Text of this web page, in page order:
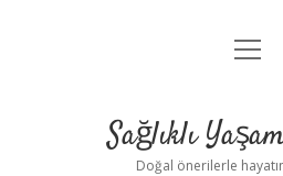
Anasayfa
Yasal
Sağlıklı
Doğal önerilerle